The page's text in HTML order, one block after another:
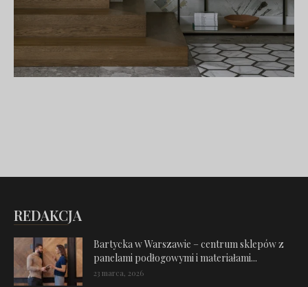
REDAKCJA
Bartycka w Warszawie – centrum sklepów z
panelami podłogowymi i materiałami...
23 marca, 2026